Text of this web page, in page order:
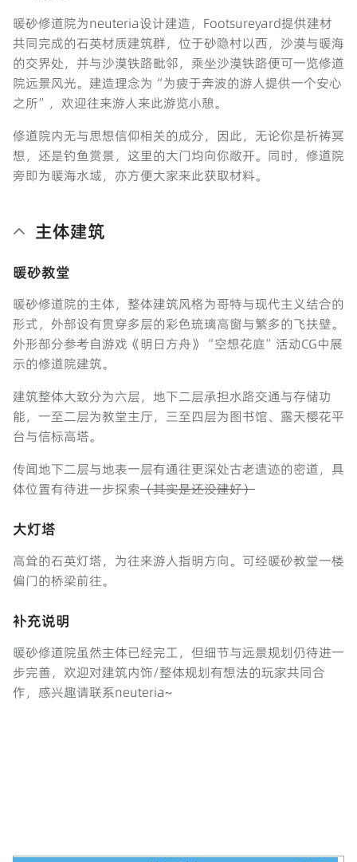
暖砂修道院为neuteria设计建造，Footsureyard提供建材
共同完成的石英材质建筑群，位于砂隐村以西，沙漠与暖海
的交界处，并与沙漠铁路毗邻，乘坐沙漠铁路便可一览修道
院远景风光。建造理念为“为疲于奔波的游人提供一个安心
之所”，欢迎往来游人来此游览小憩。
修道院内无与思想信仰相关的成分，因此，无论你是祈祷冥
想，还是钓鱼赏景，这里的大门均向你敞开。同时，修道院
旁即为暖海水域，亦方便大家来此获取材料。
主体建筑
暖砂教堂
暖砂修道院的主体，整体建筑风格为哥特与现代主义结合的
形式，外部设有贯穿多层的彩色琉璃高窗与繁多的飞扶壁。
外形部分参考自游戏《明日方舟》“空想花庭”活动CG中展
示的修道院建筑。
建筑整体大致分为六层，地下二层承担水路交通与存储功
能，一至二层为教堂主厅，三至四层为图书馆、露天樱花平
台与信标高塔。
传闻地下二层与地表一层有通往更深处古老遗迹的密道，具
体位置有待进一步探索（其实是还没建好）
大灯塔
高耸的石英灯塔，为往来游人指明方向。可经暖砂教堂一楼
偏门的桥梁前往。
补充说明
暖砂修道院虽然主体已经完工，但细节与远景规划仍待进一
步完善，欢迎对建筑内饰/整体规划有想法的玩家共同合
作，感兴趣请联系neuteria~